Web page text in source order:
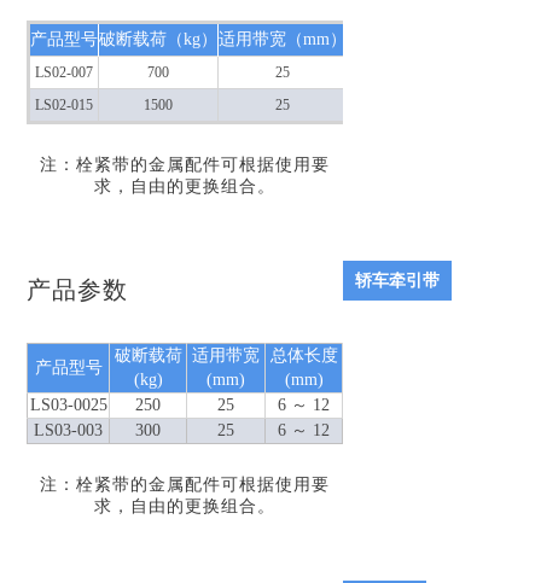
产品型号破断载荷（kg） 适用带宽（mm）
LS02-007 700 25
LS02-015
1500 25
注：栓紧带的金属配件可根据使用要
求，自由的更换组合。
产品参数
产品型号
破断载荷
(kg)
适用带宽
(mm)
总体长度
(mm)
LS03-0025
250 25
6 ～ 12
LS03-003
300 25 6 ～ 12
注：栓紧带的金属配件可根据使用要
求，自由的更换组合。
轿车牵引带